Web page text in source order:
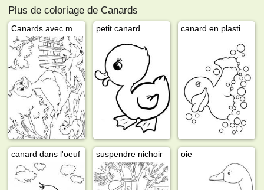
Plus de coloriage de Canards
petit canard
canard dans l'oeuf suspendre nichoir oie